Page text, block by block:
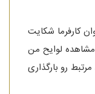
کارفرما شکایت
لوایح من
رو بارگذاری